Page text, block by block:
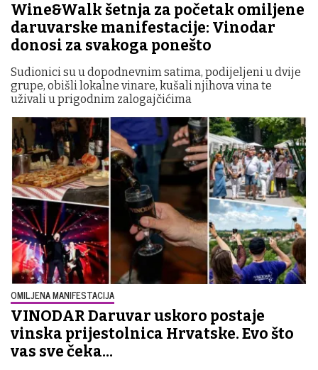
Wine&Walk šetnja za početak omiljene
daruvarske manifestacije: Vinodar
donosi za svakoga ponešto
Sudionici su u dopodnevnim satima, podijeljeni u dvije
grupe, obišli lokalne vinare, kušali njihova vina te
uživali u prigodnim zalogajčićima
OMILJENA MANIFESTACIJA
VINODAR Daruvar uskoro postaje
vinska prijestolnica Hrvatske. Evo što
vas sve čeka...